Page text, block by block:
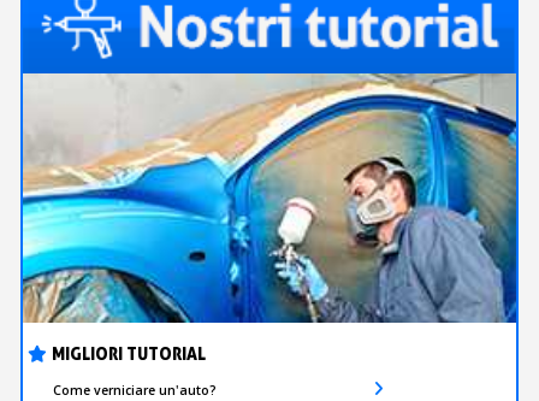
MIGLIORI TUTORIAL
Come verniciare un'auto?